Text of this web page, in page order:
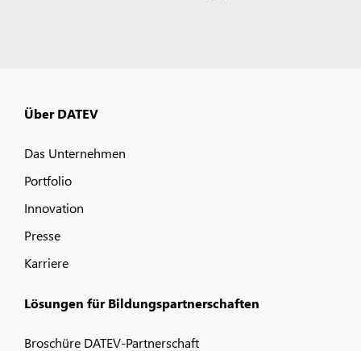
Über DATEV
Das Unternehmen
Portfolio
Innovation
Presse
Karriere
Lösungen für Bildungspartnerschaften
Broschüre DATEV-Partnerschaft